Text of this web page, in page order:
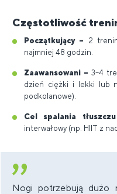
Częstotliwość
Początkujący – 2
najmniej 48 godzin.
Zaawansowani – 3–4
dzień ciężki i lekki lub
podkolanowe).
Cel spalania tłuszczu
interwałowy (np. HIIT z
Nogi potrzebują dużo